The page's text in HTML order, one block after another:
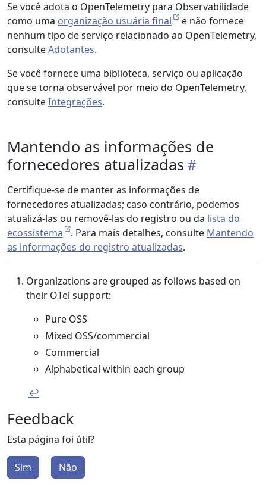
Se você adota o OpenTelemetry para Observabilidade
como uma organização usuária final
e não fornece
nenhum tipo de serviço relacionado ao OpenTelemetry,
consulteAdotantes.
Se você fornece uma biblioteca, serviço ou aplicação
que se torna observável por meio do OpenTelemetry,
consulteIntegrações.
Mantendo as informações de
fornecedores atualizadas
Certifique-se de manter as informações de
fornecedores atualizadas; caso contrário, podemos
atualizá-las ou removê-las do registro ou da lista do
ecossistema
. Para mais detalhes, consulte Mantendo
as informações do registro atualizadas.
Organizations are grouped as follows based on
their OTel support:
Pure OSS
Mixed OSS/commercial
Commercial
Alphabetical within each group
↩︎
Feedback
Esta página foi útil?
Sim Não